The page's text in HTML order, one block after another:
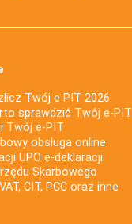
Twój e PIT 2026
sprawdzić Twój e-PIT
Twój e-PIT
obsługa online
UPO e-deklaracji
Skarbowego
CIT, PCC oraz inne